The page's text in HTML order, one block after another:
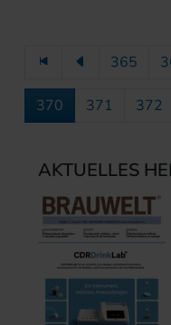
365
370 371 372
AKTUELLES